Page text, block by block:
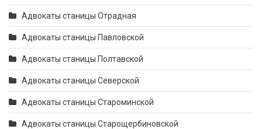
Адвокаты станицы Отрадная
Адвокаты станицы Павловской
Адвокаты станицы Полтавской
Адвокаты станицы Северской
Адвокаты станицы Староминской
Адвокаты станицы Старощербиновской